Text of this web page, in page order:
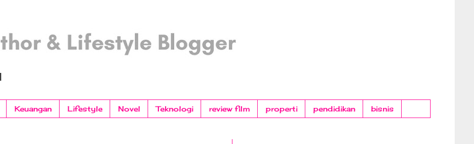
Keuangan Lifestyle Novel Teknologi review film properti pendidikan bisnis